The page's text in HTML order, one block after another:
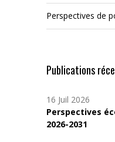
Perspectives de
Publications
16 Juil 2026
Perspectives
2026-2031